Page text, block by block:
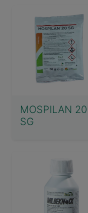
MOSPILAN 20
SG